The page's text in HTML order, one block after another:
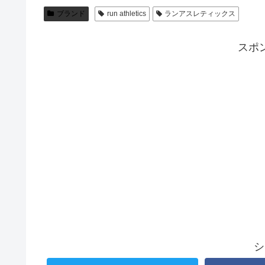
ブランド run athletics ランアスレティックス
スポ